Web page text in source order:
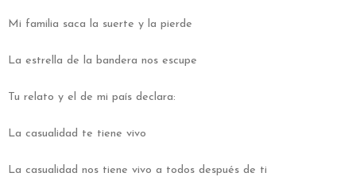
Mi familia saca la suerte y la pierde
La estrella de la bandera nos escupe
Tu relato y el de mi país declara:
La casualidad te tiene vivo
La casualidad nos tiene vivo a todos después de ti